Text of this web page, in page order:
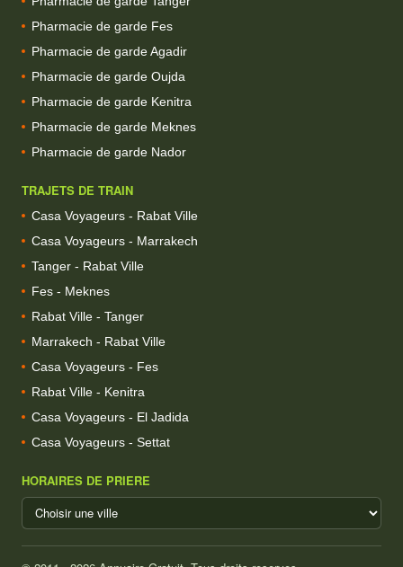
Pharmacie de garde Fes
Pharmacie de garde Agadir
Pharmacie de garde Oujda
Pharmacie de garde Kenitra
Pharmacie de garde Meknes
Pharmacie de garde Nador
TRAJETS DE TRAIN
Casa Voyageurs - Rabat Ville
Casa Voyageurs - Marrakech
Tanger - Rabat Ville
Fes - Meknes
Rabat Ville - Tanger
Marrakech - Rabat Ville
Casa Voyageurs - Fes
Rabat Ville - Kenitra
Casa Voyageurs - El Jadida
Casa Voyageurs - Settat
HORAIRES DE PRIERE